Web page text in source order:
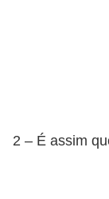
2 – É assim